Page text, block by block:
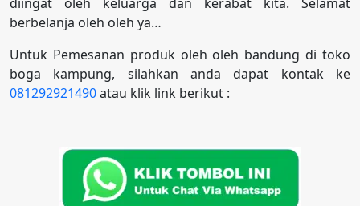
berbelanja oleh oleh ya…
Untuk Pemesanan produk oleh oleh bandung di toko
boga kampung, silahkan anda dapat kontak ke
081292921490atau klik link berikut :